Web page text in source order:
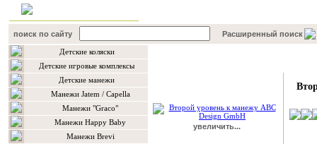
поиск по сайту Расширенный поиск
Детские коляски
Детские игровые комплексы
Детские манежи
Манежи Jatem / Capella
Манежи "Graco"
Mанежи Happy Baby
Манежи Brevi
увеличить...